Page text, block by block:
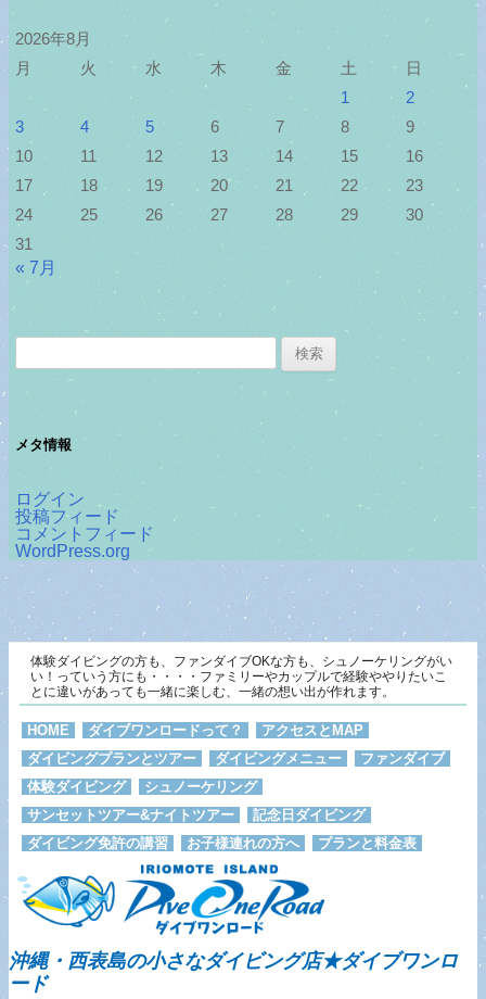
2026年8月
月
火 水 木 金 土
日
1
2
3
4 5 6 7 8
9
10
11 12 13 14 15
16
17
18 19 20 21 22
23
24
25 26 27 28 29
30
31
« 7月
メタ情報
ログイン
投稿フィード
コメントフィード
WordPress.org
体験ダイビングの方も、ファンダイブOKな方も、シュノーケリングがい
い！っていう方にも・・・・ファミリーやカップルで経験ややりたいこ
とに違いがあっても一緒に楽しむ、一緒の想い出が作れます。
HOME ダイブワンロードって？
アクセスとMAP
ダイビングプランとツアー
ダイビングメニュー
ファンダイブ
体験ダイビング
シュノーケリング
サンセットツアー&ナイトツアー
記念日ダイビング
ダイビング免許の講習
お子様連れの方へ プランと料金表
沖縄・西表島の小さなダイビング店★ダイブワンロ
ード